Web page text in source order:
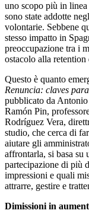
uno scopo più in
sono state addotte
volontarie. Sebbene
stesso impatto in
preoccupazione tra i
ostacolo alla
Questo è quanto
Renuncia: claves
pubblicato da Antonio
Ramón Pin,
Rodríguez Vera,
studio, che cerca di
aiutare gli
affrontarla, si basa su
partecipazione di più
impressioni e quali
attrarre, gestire e
Dimissioni in